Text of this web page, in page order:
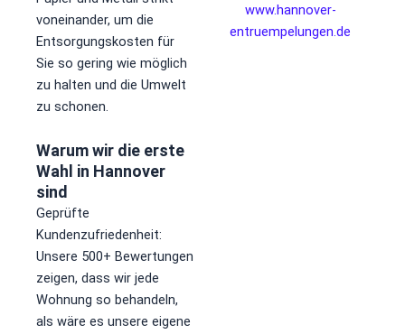
voneinander, um die
Entsorgungskosten für
Sie so gering wie möglich
zu halten und die Umwelt
zu schonen.
Warum wir die erste
Wahl in Hannover
sind
Geprüfte
Kundenzufriedenheit:
Unsere 500+ Bewertungen
zeigen, dass wir jede
Wohnung so behandeln,
als wäre es unsere eigene
www.hannover-
entruempelungen.de